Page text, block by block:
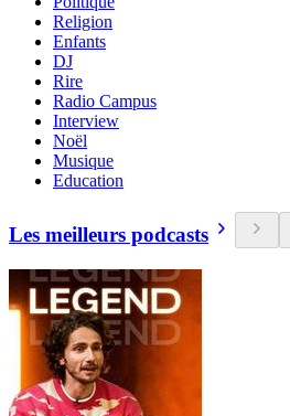
Religion
Enfants
DJ
Rire
Radio Campus
Interview
Noël
Musique
Education
Les meilleurs podcasts